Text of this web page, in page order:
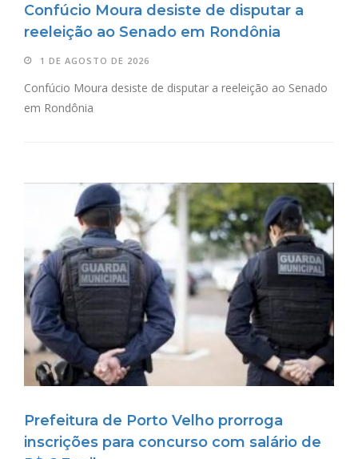
Confúcio Moura desiste de disputar a
reeleição ao Senado em Rondônia
1 DE AGOSTO DE 2026
Confúcio Moura desiste de disputar a reeleição ao Senado
em Rondônia
Prefeitura de Porto Velho prorroga
inscrições para concurso com salário de